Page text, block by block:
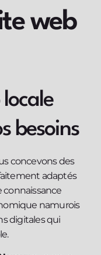
web
besoins
concevons des
adaptés
connaissance
namurois
digitales qui